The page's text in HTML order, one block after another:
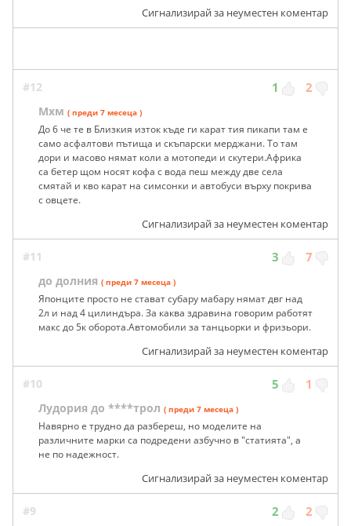
Сигнализирай за неуместен коментар
#12 1 2
Мхм ( преди 7 месеца )
До 6 че те в Близкия изток къде ги карат тия пикапи там е
само асфалтови пътища и скъпарски мерджани. То там
дори и масово нямат коли а мотопеди и скутери.Африка
са бетер щом носят кофа с вода пеш между две села
смятай и кво карат на симсонки и автобуси върху покрива
с овцете.
Сигнализирай за неуместен коментар
#11 3 7
до долния ( преди 7 месеца )
Японците просто не стават субару мабару нямат двг над
2л и над 4 цилиндъра. За каква здравина говорим работят
макс до 5к оборота.Автомобили за танцьорки и фризьори.
Сигнализирай за неуместен коментар
#10 5 1
Лудория до ****трол ( преди 7 месеца )
Навярно е трудно да разбереш, но моделите на
различните марки са подредени азбучно в "статията", а
не по надежност.
Сигнализирай за неуместен коментар
#9 2 2